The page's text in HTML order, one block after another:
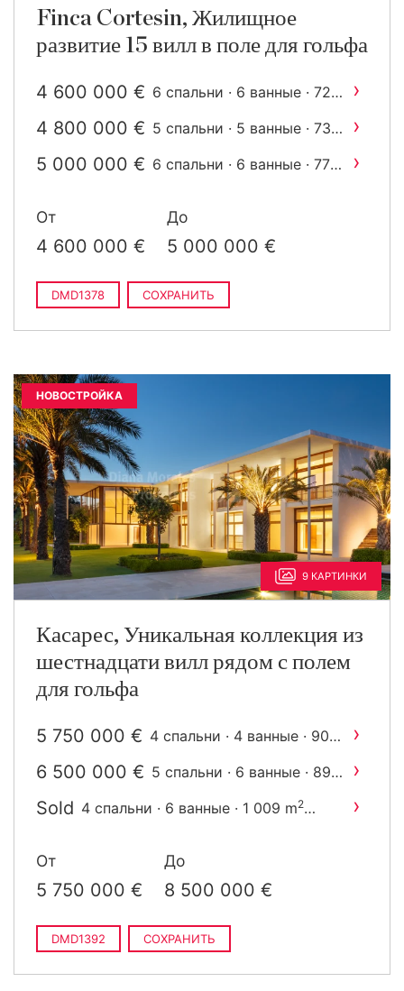
Finca Cortesin, Жилищное
развитие 15 вилл в поле для гольфа
4 600 000 € 6 спальни · 6 ванные · 725
›
4 800 000 € 5 спальни · 5 ванные · 737
›
5 000 000 € 6 спальни · 6 ванные · 778
›
От
4 600 000 €
До
5 000 000 €
DMD1378 СОХРАНИТЬ
НОВОСТРОЙКА
9 КАРТИНКИ
Касарес, Уникальная коллекция из
шестнадцати вилл рядом с полем
для гольфа
5 750 000 € 4 спальни · 4 ванные · 905
›
6 500 000 € 5 спальни · 6 ванные · 898
›
Sold 4 спальни · 6 ванные · 1 009 m2 ›
1 103 m
8 700 000 €
6 спальни · 8 ванные ·
1 034 m 2 построен
От
5 750 000 €
До
8 500 000 €
DMD1392 СОХРАНИТЬ